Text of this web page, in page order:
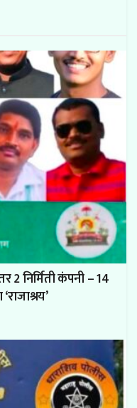
निर्मिती कंपनी – 14